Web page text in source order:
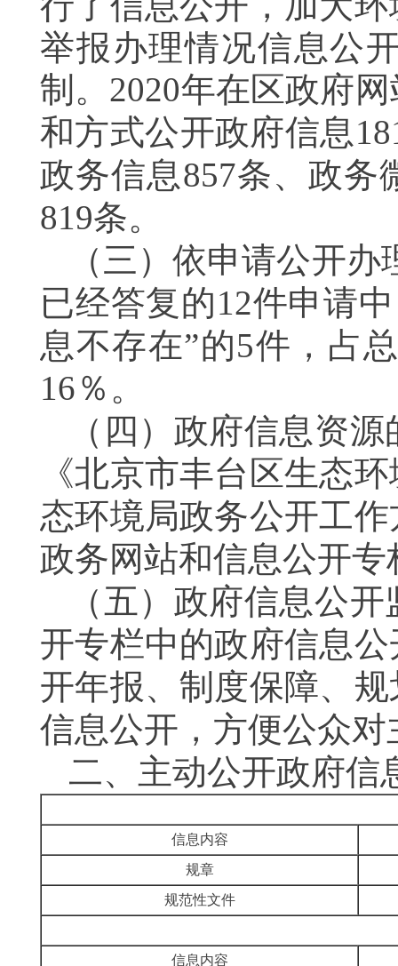
举报办理情况信息公
制 。 2020年在区政府
和方式公开政府信息
政务信息857条、政务
819条。
（ 三 ）依申请公开办
已经答复的12件申请
息不存在”的5件，占
16％。
（ 四 ） 政府信息资源
《北京市丰台区生态
态环境局政务公开工
政务网站和信息公开
（ 五 ）政府信息公
开专栏中的政府信息
开年报、制度保障、
信息公开，方便公众对
二、主动公开政府信
信息内容
规章
规范性文件
信息内容